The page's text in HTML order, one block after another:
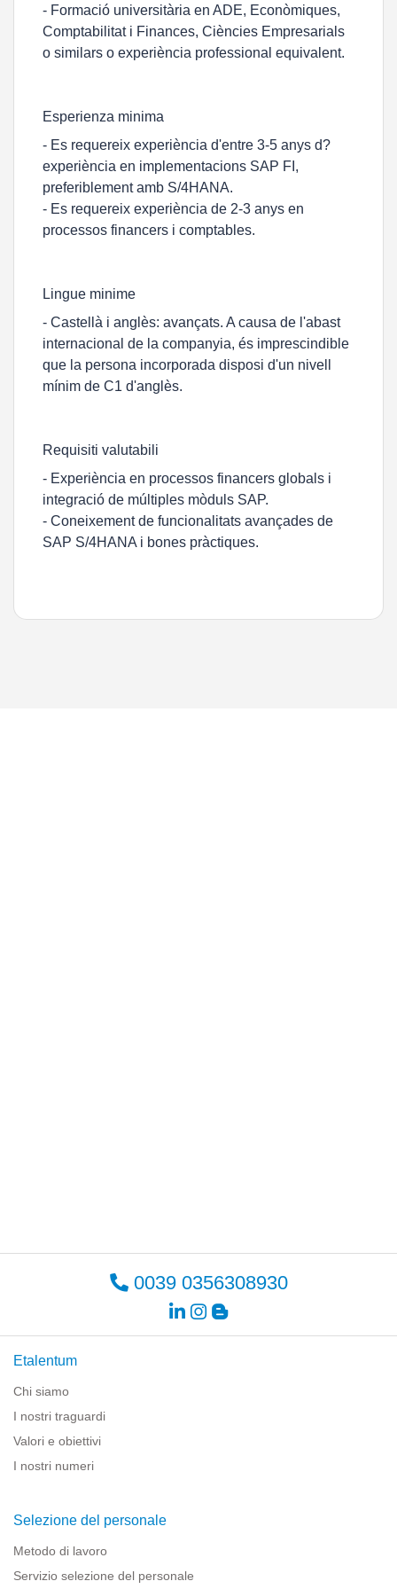
- Formació universitària en ADE, Econòmiques,
Comptabilitat i Finances, Ciències Empresarials
o similars o experiència professional equivalent.
Esperienza minima
- Es requereix experiència d'entre 3-5 anys d?
experiència en implementacions SAP FI,
preferiblement amb S/4HANA.
- Es requereix experiència de 2-3 anys en
processos financers i comptables.
Lingue minime
- Castellà i anglès: avançats. A causa de l'abast
internacional de la companyia, és imprescindible
que la persona incorporada disposi d'un nivell
mínim de C1 d'anglès.
Requisiti valutabili
- Experiència en processos financers globals i
integració de múltiples mòduls SAP.
- Coneixement de funcionalitats avançades de
SAP S/4HANA i bones pràctiques.
0039 0356308930
Etalentum
Chi siamo
I nostri traguardi
Valori e obiettivi
I nostri numeri
Selezione del personale
Metodo di lavoro
Servizio selezione del personale